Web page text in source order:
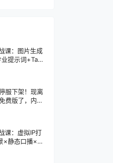
课：图片生成
提示词+TapN
能参考，从零
服下架！现离
费版了，内置
彩办公大师离
课：虚拟IP打
×静态口播×行
谈，不用真人